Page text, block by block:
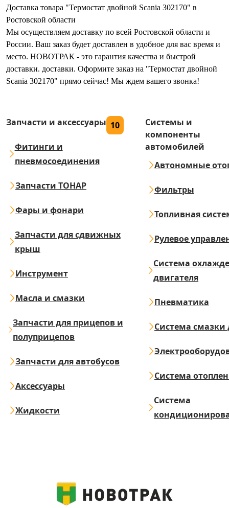
Доставка товара "Термостат двойной Scania 302170" в
Ростовской области
Мы осуществляем доставку по всей Ростовской области и
России. Ваш заказ будет доставлен в удобное для вас время и
место. НОВОТРАК - это гарантия качества и быстрой
доставки. доставки. Оформите заказ на "Термостат двойной
Scania 302170" прямо сейчас! Мы ждем вашего звонка!
Запчасти и аксессуары 10
Фитинги и
пневмосоединения
Запчасти ТОНАР
Фары и фонари
Запчасти для сдвижных
крыш
Инструмент
Масла и смазки
Запчасти для прицепов и
полуприцепов
Запчасти для автобусов
Аксессуары
Жидкости
Системы и
компоненты
автомобилей
Автономные
Фильтры
Топливная
Рулевое
Система
двигателя
Пневматика
Система смазки
Система
Система